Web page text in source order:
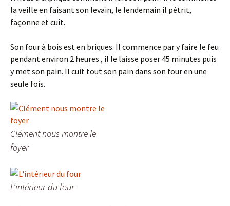
la veille en faisant son levain, le lendemain il pétrit,
façonne et cuit.
Son four à bois est en briques. Il commence par y faire le feu
pendant environ 2 heures , il le laisse poser 45 minutes puis
y met son pain. Il cuit tout son pain dans son four en une
seule fois.
Clément nous montre le
foyer
L’intérieur du four